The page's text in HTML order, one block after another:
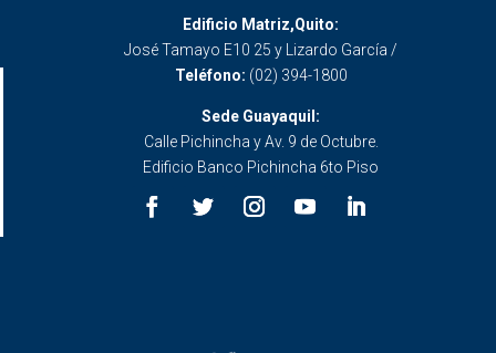
Edificio Matriz,Quito:
José Tamayo E10 25 y Lizardo García /
Teléfono: (02) 394-1800
Sede Guayaquil:
Calle Pichincha y Av. 9 de Octubre.
Edificio Banco Pichincha 6to Piso